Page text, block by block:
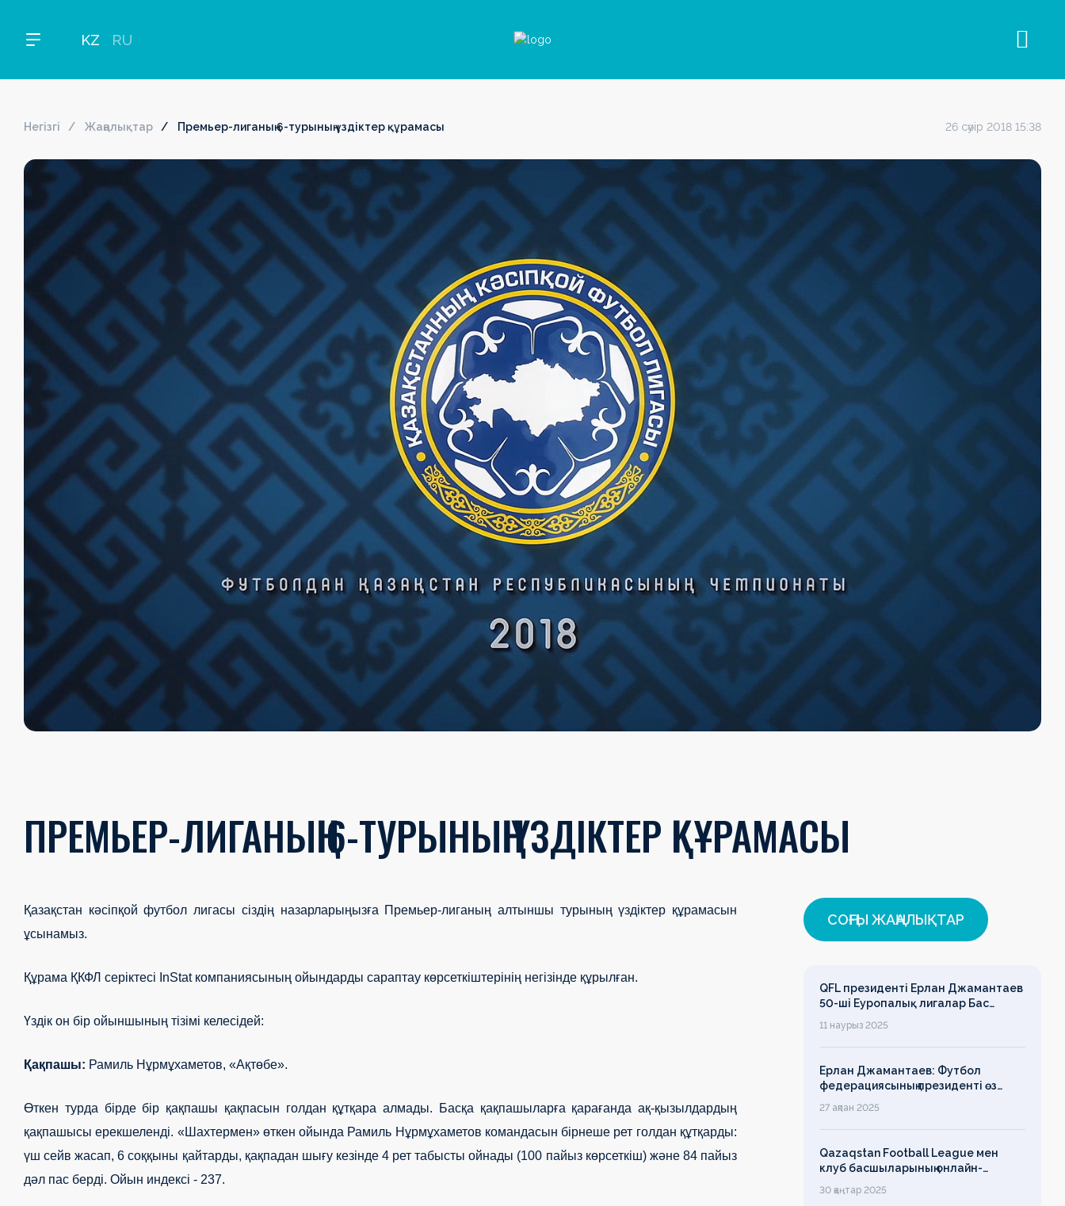
KZ RU
Негізгі Жаңалықтар Премьер-лиганың 6-турының үздіктер құрамасы 26 сәуір 2018 15:38
ПРЕМЬЕР-ЛИГАНЫҢ 6-ТУРЫНЫҢ ҮЗДІКТЕР ҚҰРАМАСЫ
Қазақстан кәсіпқой футбол лигасы сіздің назарларыңызға Премьер-лиганың алтыншы турының үздіктер құрамасын
ұсынамыз.
Құрама ҚКФЛ серіктесі InStat компаниясының ойындарды сараптау көрсеткіштерінің негізінде құрылған.
Үздік он бір ойыншының тізімі келесідей:
Қақпашы: Рамиль Нұрмұхаметов, «Ақтөбе».
Өткен турда бірде бір қақпашы қақпасын голдан құтқара алмады. Басқа қақпашыларға қарағанда ақ-қызылдардың
қақпашысы ерекшеленді. «Шахтермен» өткен ойында Рамиль Нұрмұхаметов командасын бірнеше рет голдан құтқарды:
үш сейв жасап, 6 соққыны қайтарды, қақпадан шығу кезінде 4 рет табысты ойнады (100 пайыз көрсеткіш) және 84 пайыз
дәл пас берді. Ойын индексі - 237.
СОҢҒЫ ЖАҢАЛЫҚТАР
QFL президенті Ерлан Джамантаев
50-ші Еуропалық лигалар Бас
ассамблеясына қатысты
11 наурыз 2025
Ерлан Джамантаев: Футбол
федерациясының президенті өз
есімін қадірлейтінін айтқан еді,
алайда оның сөзі түкке тұрмайды!
27 ақпан 2025
Qazaqstan Football League мен
клуб басшыларының онлайн-
конференциясының қорытындысы
бойынша баспасөз-релизі
30 қаңтар 2025